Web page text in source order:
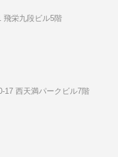
飛栄九段ビル5階
17 ⻄天満パークビル7階